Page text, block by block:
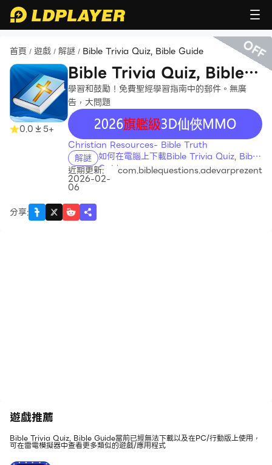
首頁 / 遊戲 / 解謎 / Bible Trivia Quiz, Bible Guide
0.0 5+
Bible Trivia Quiz, Bible
Guide
學習和鼓勵！免費聖經學習指南中的郵件。無廣
告，大問題
recommend
Christian Resources- Bible Truth
解謎 如何在電腦上下載Bible Trivia Quiz, Bible
Guide
近期更新:
2026-02-
06
com.biblequestions.adevarprezent
分享:
OFF
遊戲推薦
Bible Trivia Quiz, Bible Guide當前已經無法下載以及在PC/行動版上使用，
可在雷電模擬器中查看更多類似的遊戲/應用程式